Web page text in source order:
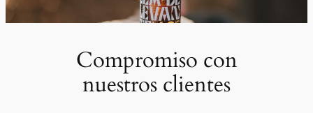
Compromiso con
nuestros clientes